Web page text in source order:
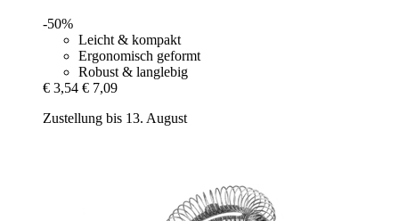
-50%
Leicht & kompakt
Ergonomisch geformt
Robust & langlebig
€ 3,54 € 7,09
Zustellung bis 13. August